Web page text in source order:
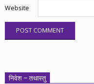
Website
निवेश – तथास्तु